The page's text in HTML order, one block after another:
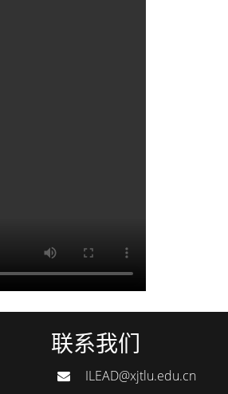
联系我们
ILEAD@xjtlu.edu.cn